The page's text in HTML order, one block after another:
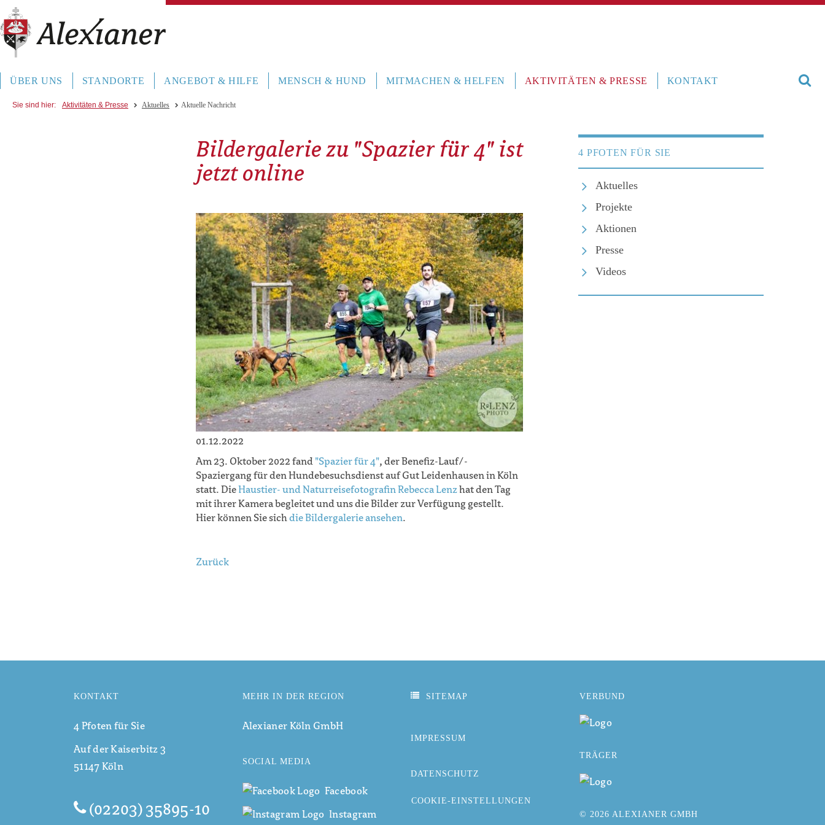
ÜBER UNS STANDORTE ANGEBOT & HILFE MENSCH & HUND MITMACHEN & HELFEN AKTIVITÄTEN & PRESSE KONTAKT
Sie sind hier: Aktivitäten & Presse Aktuelles Aktuelle Nachricht
Bildergalerie zu "Spazier für 4" ist
jetzt online
01.12.2022
Am 23. Oktober 2022 fand "Spazier für 4", der Benefiz-Lauf/-
Spaziergang für den Hundebesuchsdienst auf Gut Leidenhausen in Köln
statt. DieHaustier- und Naturreisefotografin Rebecca Lenzhat den Tag
mit ihrer Kamera begleitet und uns die Bilder zur Verfügung gestellt.
Hier können Sie sichdie Bildergalerie ansehen.
Zurück
4 PFOTEN FÜR SIE
Aktuelles
Projekte
Aktionen
Presse
Videos
KONTAKT
4 Pfoten für Sie
Auf der Kaiserbitz 3
51147 Köln
(02203) 35895-10
MEHR IN DER REGION
Alexianer Köln GmbH
SOCIAL MEDIA
Facebook
Instagram
SITEMAP
IMPRESSUM
DATENSCHUTZ
COOKIE-EINSTELLUNGEN
VERBUND
TRÄGER
© 2026 ALEXIANER GMBH